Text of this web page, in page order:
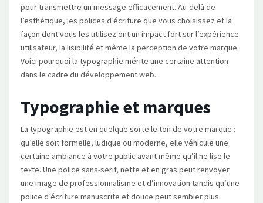
pour transmettre un message efficacement. Au-delà de
l’esthétique, les polices d’écriture que vous choisissez et la
façon dont vous les utilisez ont un impact fort sur l’expérience
utilisateur, la lisibilité et même la perception de votre marque.
Voici pourquoi la typographie mérite une certaine attention
dans le cadre du développement web.
Typographie et marques
La typographie est en quelque sorte le ton de votre marque :
qu’elle soit formelle, ludique ou moderne, elle véhicule une
certaine ambiance à votre public avant même qu’il ne lise le
texte. Une police sans-serif, nette et en gras peut renvoyer
une image de professionnalisme et d’innovation tandis qu’une
police d’écriture manuscrite et douce peut sembler plus